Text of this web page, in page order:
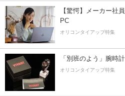
【驚愕】メーカー社
PC
オリコンタイアップ特集
「別班のよう」腕時
オリコンタイアップ特集